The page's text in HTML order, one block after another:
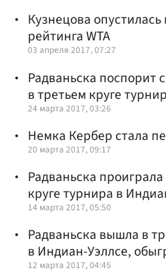
Кузнецова
рейтинга WTA
03 апреля 2017, 07:27
Радваньска поспорит
в третьем круге
24 марта 2017, 03:26
Немка Кербер стала
20 марта 2017, 09:17
Радваньска
круге турнира в
14 марта 2017, 05:50
Радваньска вышла в
в Индиан-Уэллсе,
12 марта 2017, 04:45